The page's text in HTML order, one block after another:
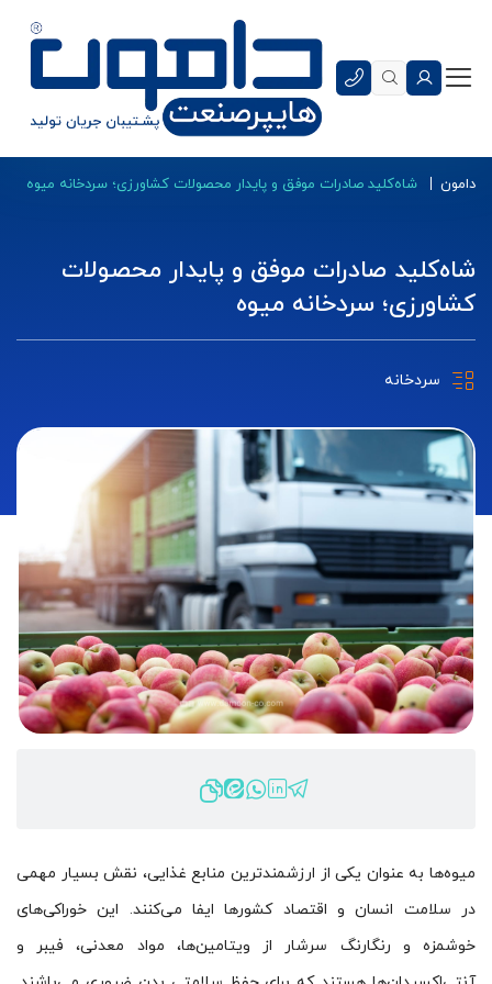
دامون شاه‌کلید صادرات موفق و پایدار محصولات کشاورزی؛ سردخانه میوه
شاه‌کلید صادرات موفق و پایدار محصولات
کشاورزی؛ سردخانه میوه
سردخانه
میوه‌ها به عنوان یکی از ارزشمندترین منابع غذایی، نقش بسیار مهمی
در سلامت انسان و اقتصاد کشورها ایفا می‌کنند. این خوراکی‌های
خوشمزه و رنگارنگ سرشار از ویتامین‌ها، مواد معدنی، فیبر و